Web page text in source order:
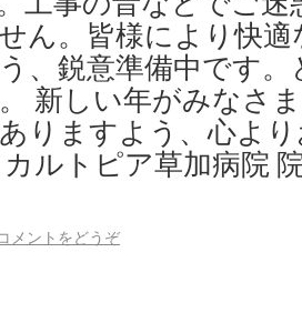
ん。皆様により快
、鋭意準備中です
新しい年がみなさ
りますよう、心よ
ルトピア草加病院
メントをどうぞ